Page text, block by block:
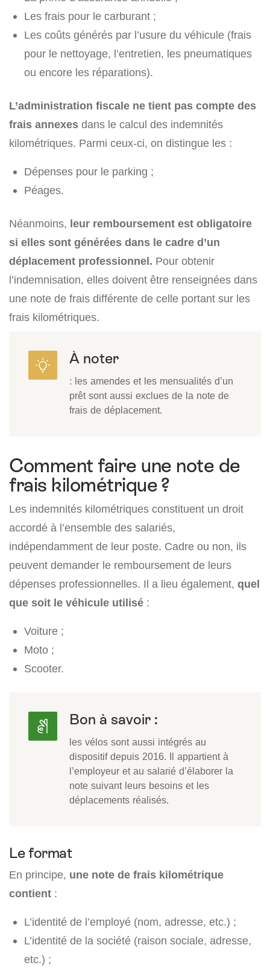
Les frais pour le carburant ;
Les coûts générés par l’usure du véhicule (frais
pour le nettoyage, l’entretien, les pneumatiques
ou encore les réparations).
L’administration fiscale ne tient pas compte des
frais annexes dans le calcul des indemnités
kilométriques. Parmi ceux-ci, on distingue les :
Dépenses pour le parking ;
Péages.
Néanmoins, leur remboursement est obligatoire
si elles sont générées dans le cadre d’un
déplacement professionnel. Pour obtenir
l’indemnisation, elles doivent être renseignées dans
une note de frais différente de celle portant sur les
frais kilométriques.
À noter
: les amendes et les mensualités d’un
prêt sont aussi exclues de la note de
frais de déplacement.
Comment faire une note de
frais kilométrique ?
Les indemnités kilométriques constituent un droit
accordé à l’ensemble des salariés,
indépendamment de leur poste. Cadre ou non, ils
peuvent demander le remboursement de leurs
dépenses professionnelles. Il a lieu également, quel
que soit le véhicule utilisé :
Voiture ;
Moto ;
Scooter.
Bon à savoir :
les vélos sont aussi intégrés au
dispositif depuis 2016. Il appartient à
l’employeur et au salarié d’élaborer la
note suivant leurs besoins et les
déplacements réalisés.
Le format
En principe, une note de frais kilométrique
contient :
L’identité de l’employé (nom, adresse, etc.) ;
L’identité de la société (raison sociale, adresse,
etc.) ;